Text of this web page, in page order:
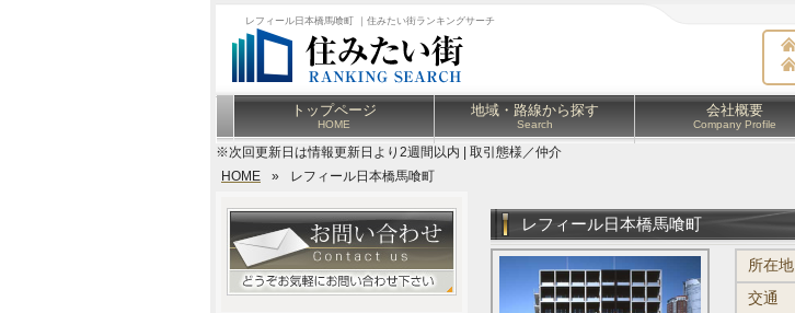
レフィール日本橋馬喰町 ｜住みたい街ランキングサーチ
トップページ
HOME
地域・路線から探す
Search
会社概要
Company Profile
※次回更新日は情報更新日より2週間以内 | 取引態様／仲介
HOME
» レフィール日本橋馬喰町
レフィール日本橋馬喰町
所在地
交通